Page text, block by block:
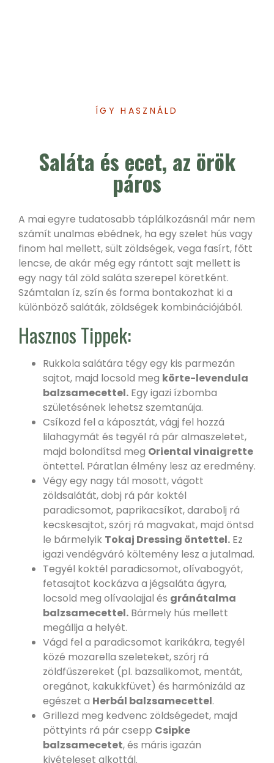
ÍGY HASZNÁLD
Saláta és ecet, az örök
páros
A mai egyre tudatosabb táplálkozásnál már nem
számít unalmas ebédnek, ha egy szelet hús vagy
finom hal mellett, sült zöldségek, vega fasírt, főtt
lencse, de akár még egy rántott sajt mellett is
egy nagy tál zöld saláta szerepel köretként.
Számtalan íz, szín és forma bontakozhat ki a
különböző saláták, zöldségek kombinációjából.
Hasznos Tippek:
Rukkola salátára tégy egy kis parmezán
sajtot, majd locsold meg körte-levendula
balzsamecettel. Egy igazi ízbomba
születésének lehetsz szemtanúja.
Csíkozd fel a káposztát, vágj fel hozzá
lilahagymát és tegyél rá pár almaszeletet,
majd bolondítsd meg Oriental vinaigrette
öntettel. Páratlan élmény lesz az eredmény.
Végy egy nagy tál mosott, vágott
zöldsalátát, dobj rá pár koktél
paradicsomot, paprikacsíkot, darabolj rá
kecskesajtot, szórj rá magvakat, majd öntsd
le bármelyik Tokaj Dressing öntettel. Ez
igazi vendégváró költemény lesz a jutalmad.
Tegyél koktél paradicsomot, olívabogyót,
fetasajtot kockázva a jégsaláta ágyra,
locsold meg olívaolajjal és gránátalma
balzsamecettel. Bármely hús mellett
megállja a helyét.
Vágd fel a paradicsomot karikákra, tegyél
közé mozarella szeleteket, szórj rá
zöldfűszereket (pl. bazsalikomot, mentát,
oregánot, kakukkfüvet) és harmónizáld az
egészet a Herbál balzsamecettel.
Grillezd meg kedvenc zöldségedet, majd
pöttyints rá pár csepp Csipke
balzsamecetet, és máris igazán
kivételeset alkottál.